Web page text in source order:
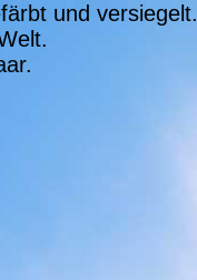
und versiegelt.